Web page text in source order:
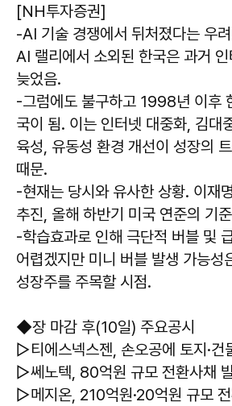
[NH투자증권]
-AI 기술 경쟁에서 뒤처졌다는 우
AI 랠리에서 소외된 한국은 과거
늦었음.
-그럼에도 불구하고 1998년 이후
국이 됨. 이는 인터넷 대중화, 김대
육성, 유동성 환경 개선이 성장의
때문.
-현재는 당시와 유사한 상황. 이재
추진, 올해 하반기 미국 연준의 기
-학습효과로 인해 극단적 버블 및
어렵겠지만 미니 버블 발생 가능성
성장주를 주목할 시점.
◆장 마감 후(10일) 주요공시
▷티에스넥스젠, 손오공에 토지·
▷쎄노텍, 80억원 규모 전환사채
▷메지온, 210억원·20억원 규모